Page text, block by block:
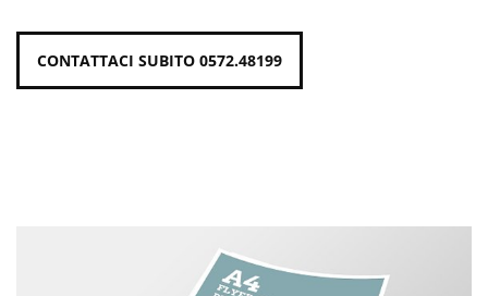
CONTATTACI SUBITO 0572.48199